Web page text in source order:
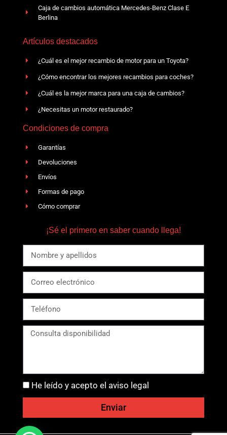
Caja de cambios automática Mercedes-Benz Clase E
Berlina
Artículos destacados
¿Cuál es el mejor recambio de motor para un Toyota?
¿Cómo encontrar los mejores recambios para coches?
¿Cuál es la mejor marca para una caja de cambios?
¿Necesitas un motor restaurado?
Condiciones de compra
Garantías
Devoluciones
Envíos
Formas de pago
Cómo comprar
¡Sé el primero en saber cuando llega!
He leído y acepto el aviso legal
Enviar